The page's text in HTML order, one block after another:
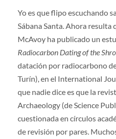
Yo es que flipo escuchando
Sábana Santa. Ahora resulta
McAvoy ha publicado un
Radiocarbon Dating of the
datación por radiocarbono
Turín), en el International
que nadie dice es que la
Archaeology (de Science
cuestionada en círculos
de revisión por pares.